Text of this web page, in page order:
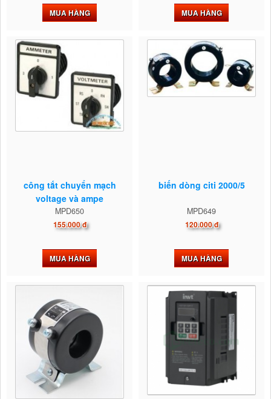
MUA HÀNG MUA HÀNG
công tắt chuyển mạch
voltage và ampe
MPD650
155.000 đ
MUA HÀNG
biến dòng citi 2000/5
MPD649
120.000 đ
MUA HÀNG